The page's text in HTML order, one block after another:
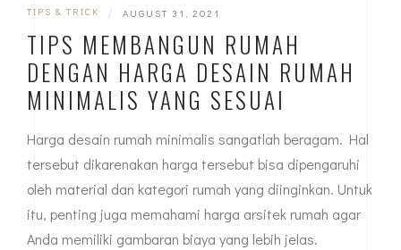
TIPS & TRICK | AUGUST 31, 2021
TIPS MEMBANGUN RUMAH
DENGAN HARGA DESAIN RUMAH
MINIMALIS YANG SESUAI
Harga desain rumah minimalis sangatlah beragam. Hal
tersebut dikarenakan harga tersebut bisa dipengaruhi
oleh material dan kategori rumah yang diinginkan. Untuk
itu, penting juga memahami harga arsitek rumah agar
Anda memiliki gambaran biaya yang lebih jelas.